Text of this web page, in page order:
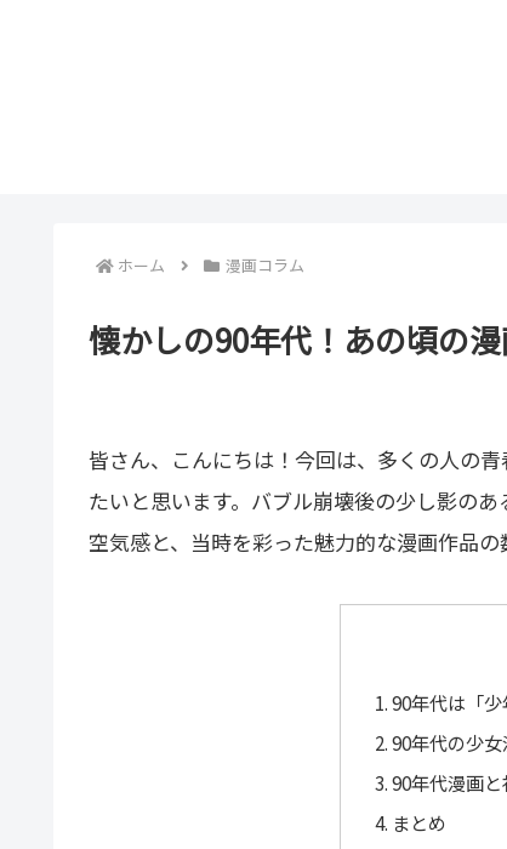
ホーム 漫画コラム
懐かしの90年代！あの頃の漫
皆さん、こんにちは！今回は、多くの人の
たいと思います。バブル崩壊後の少し影の
空気感と、当時を彩った魅力的な漫画作品の
90年代は「
90年代の少
90年代漫画
まとめ